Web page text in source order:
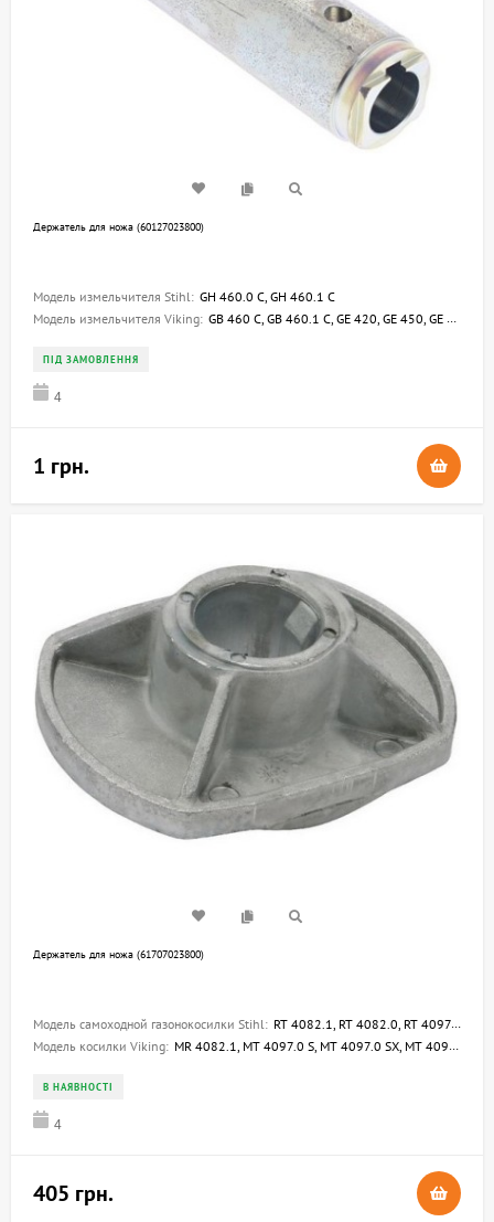
Держатель для ножа (60127023800)
Модель измельчителя Stihl: GH 460.0 C, GH 460.1 C
Модель измельчителя Viking: GB 460 C, GB 460.1 C, GE 420, GE 450, GE 420.1, GE 450.1
ПІД ЗАМОВЛЕННЯ
4
1 грн.
Держатель для ножа (61707023800)
Модель самоходной газонокосилки Stihl: RT 4082.1, RT 4082.0, RT 4097.0 SX, RT 4097.1 SX, RT 4112.0 SZ, RT 4112.1 SZ, RT 5097.0, RT 5097.0 C, RT 5097.0 Z, RT 5097.1, RT 5097.1 Z, RT 5112.0 Z, RT 5112.1 Z, RT 6112.0 ZL, RT 6127.0 ZL, RT 6127.1 ZL
Модель косилки Viking: MR 4082.1, MT 4097.0 S, MT 4097.0 SX, MT 4097.1 S, MT 4097.1 SX, MT 4112.0 S, MT 4112.0 SZ, MT 4112.1 S, MT 4112.1 SZ, MT 5097.0, MT 5097.0 C, MT 5097.0 G, MT 5097.0 Z, MT 5097.1, MT 5097.1 C, MT 5097.1 Z, MT 5112.1 Z, MT 6112.0, MT 6112.0 C, MT 6112.0
В НАЯВНОСТІ
4
405 грн.